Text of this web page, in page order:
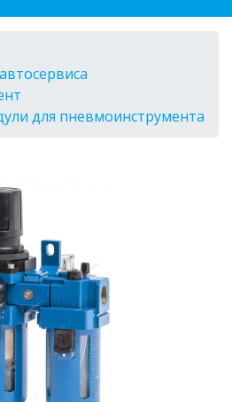
для пневмоинструмента